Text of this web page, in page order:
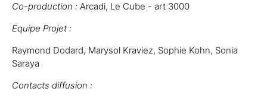
Co-production : Arcadi, Le Cube - art 3000
Equipe Projet :
Raymond Dodard, Marysol Kraviez, Sophie Kohn, Sonia
Saraya
Contacts diffusion :